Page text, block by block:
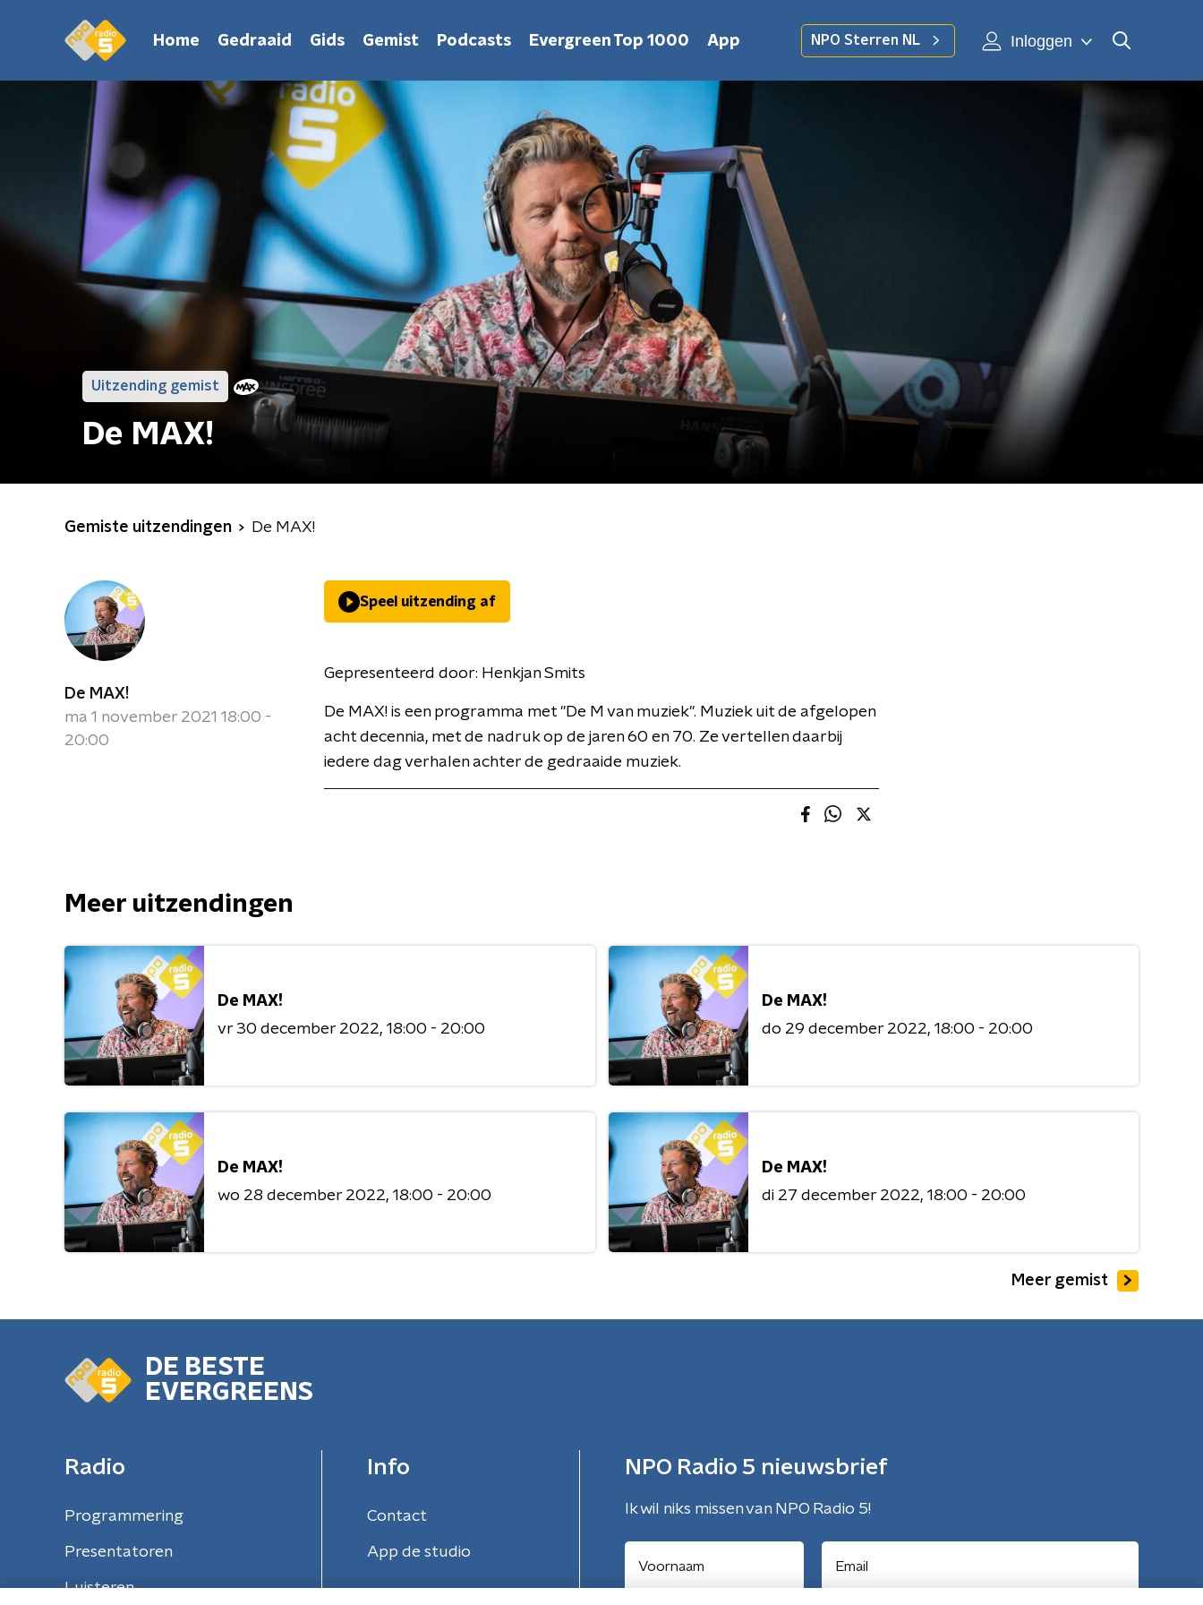
Home Gedraaid Gids Gemist Podcasts Evergreen Top 1000 App NPO Sterren NL Inloggen
Uitzending gemist
De MAX!
Gemiste uitzendingen De MAX!
De MAX!
ma 1 november 2021 18:00 -
20:00
Speel uitzending af
Gepresenteerd door: Henkjan Smits
De MAX! is een programma met ''De M van muziek''. Muziek uit de afgelopen
acht decennia, met de nadruk op de jaren 60 en 70. Ze vertellen daarbij
iedere dag verhalen achter de gedraaide muziek.
Meer uitzendingen
De MAX!
vr 30 december 2022 18:00 - 20:00
De MAX!
do 29 december 2022 18:00 - 20:00
De MAX!
wo 28 december 2022 18:00 - 20:00
De MAX!
di 27 december 2022 18:00 - 20:00
Meer gemist
DE BESTE
EVERGREENS
Radio
Programmering
Presentatoren
Luisteren
Info
Contact
App de studio
NPO Radio 5 nieuwsbrief
Ik wil niks missen van NPO Radio 5!